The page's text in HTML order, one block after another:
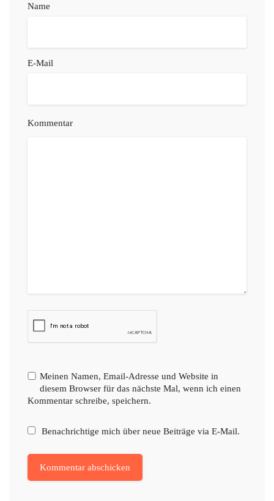
Name
E-Mail
Kommentar
Meinen Namen, Email-Adresse und Website in
diesem Browser für das nächste Mal, wenn ich einen
Kommentar schreibe, speichern.
Benachrichtige mich über neue Beiträge via E-Mail.